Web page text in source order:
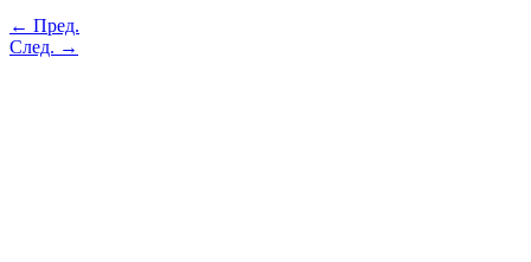
← Пред.
След. →